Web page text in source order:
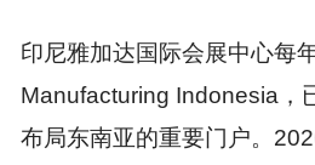
印尼雅加达国际会展中心每
Manufacturing Indonesia，
布局东南亚的重要门户。